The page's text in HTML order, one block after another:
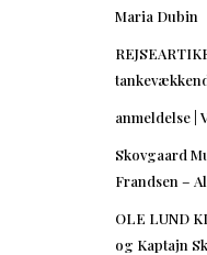
Maria Dubin
anmeldelse |
Skovgaard
Frandsen –
OLE LUND
og Kaptajn